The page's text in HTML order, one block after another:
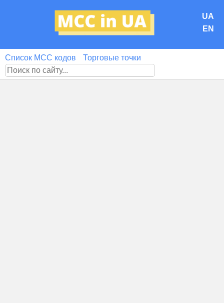
UA
EN
Список MCC кодов Торговые точки